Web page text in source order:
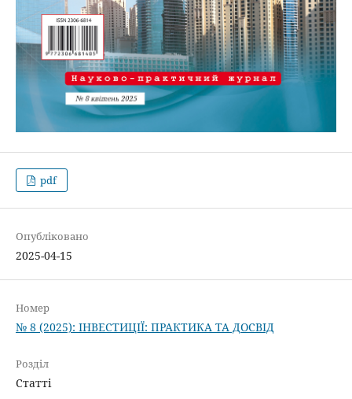
pdf
Опубліковано
2025-04-15
Номер
№ 8 (2025): ІНВЕСТИЦІЇ: ПРАКТИКА ТА ДОСВІД
Розділ
Статті